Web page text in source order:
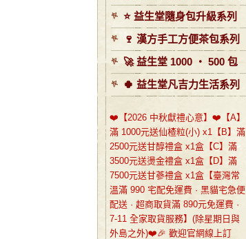
⭐️ 益生堂隨身包升級系列
🍷 漢方手工方便茶包系列
🚀 益生堂 1000 ‧ 500 包
🍀 益生堂凡吉力生活系列
❤️【2026 中秋獻禮心意】❤️【A】
滿 1000元送仙楂粒(小) x1【B】滿
2500元送甘醇禮盒 x1盒【C】滿
3500元送燙金禮盒 x1盒【D】滿
7500元送甘蔘禮盒 x1盒【臺灣常
溫滿 990 宅配免運費 · 黑貓宅急便
配送 · 超商取貨滿 890元免運費 ·
7-11 全家取貨服務】(除星期日與
外島之外)❤️🎉 歡迎官網線上訂